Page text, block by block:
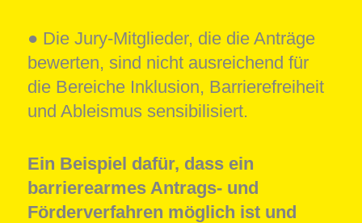
● Die Jury-Mitglieder, die die Anträge
bewerten, sind nicht ausreichend für
die Bereiche Inklusion, Barrierefreiheit
und Ableismus sensibilisiert.
Ein Beispiel dafür, dass ein
barrierearmes Antrags- und
Förderverfahren möglich ist und